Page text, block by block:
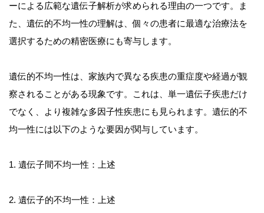
ーによる広範な遺伝子解析が求められる理由の一つです。ま
た、遺伝的不均一性の理解は、個々の患者に最適な治療法を
選択するための精密医療にも寄与します。
遺伝的不均一性は、家族内で異なる疾患の重症度や経過が観
察されることがある現象です。これは、単一遺伝子疾患だけ
でなく、より複雑な多因子性疾患にも見られます。遺伝的不
均一性には以下のような要因が関与しています。
1. 遺伝子間不均一性：上述
2. 遺伝子的不均一性：上述